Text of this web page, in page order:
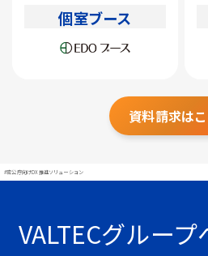
個室ブース
資料請求は
#官公庁向けDX推進ソリューション
VALTECグルー